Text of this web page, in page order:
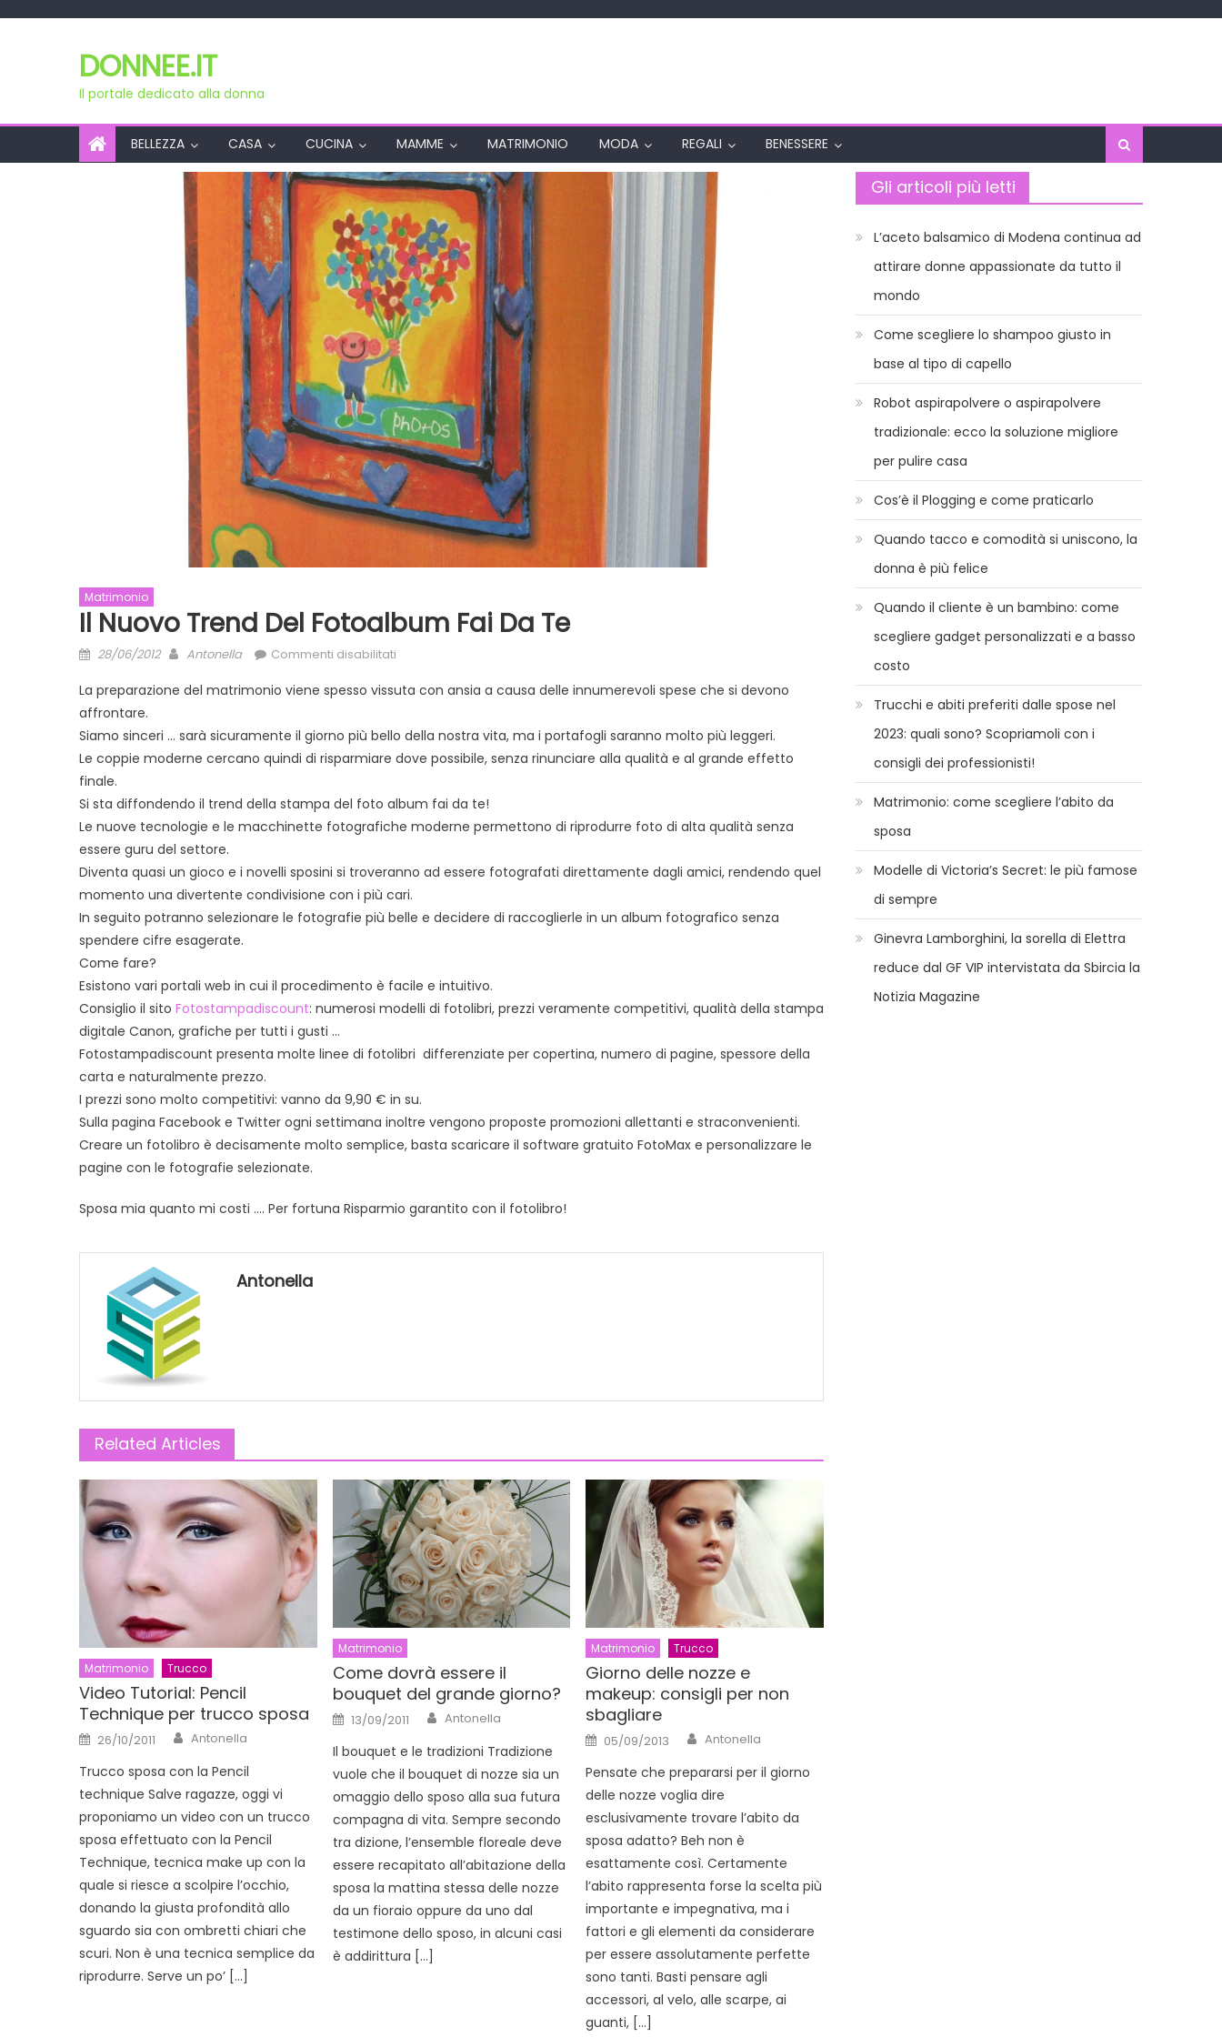
DONNEE.IT
Il portale dedicato alla donna
BELLEZZA CASA CUCINA MAMME MATRIMONIO MODA REGALI BENESSERE
Matrimonio
Il Nuovo Trend Del Fotoalbum Fai Da Te
Posted
28/06/2012 Author
Antonella Commenti disabilitati
nuovo
del
fotoalbum
da
La preparazione del matrimonio viene spesso vissuta con ansia a causa delle innumerevoli spese che si devono
affrontare.
Siamo sinceri … sarà sicuramente il giorno più bello della nostra vita, ma i portafogli saranno molto più leggeri.
Le coppie moderne cercano quindi di risparmiare dove possibile, senza rinunciare alla qualità e al grande effetto
finale.
Si sta diffondendo il trend della stampa del foto album fai da te!
Le nuove tecnologie e le macchinette fotografiche moderne permettono di riprodurre foto di alta qualità senza
essere guru del settore.
Diventa quasi un gioco e i novelli sposini si troveranno ad essere fotografati direttamente dagli amici, rendendo quel
momento una divertente condivisione con i più cari.
In seguito potranno selezionare le fotografie più belle e decidere di raccoglierle in un album fotografico senza
spendere cifre esagerate.
Come fare?
Esistono vari portali web in cui il procedimento è facile e intuitivo.
Consiglio il sito Fotostampadiscount: numerosi modelli di fotolibri, prezzi veramente competitivi, qualità della stampa
digitale Canon, grafiche per tutti i gusti …
Fotostampadiscount presenta molte linee di fotolibri differenziate per copertina, numero di pagine, spessore della
carta e naturalmente prezzo.
I prezzi sono molto competitivi: vanno da 9,90 € in su.
Sulla pagina Facebook e Twitter ogni settimana inoltre vengono proposte promozioni allettanti e straconvenienti.
Creare un fotolibro è decisamente molto semplice, basta scaricare il software gratuito FotoMax e personalizzare le
pagine con le fotografie selezionate.
Sposa mia quanto mi costi …. Per fortuna Risparmio garantito con il fotolibro!
Antonella
Related Articles
Matrimonio Trucco
Video Tutorial: Pencil
Technique per trucco sposa
Posted
on
26/10/2011 Author
Antonella
Trucco sposa con la Pencil
technique Salve ragazze, oggi vi
proponiamo un video con un trucco
sposa effettuato con la Pencil
Technique, tecnica make up con la
quale si riesce a scolpire l’occhio,
donando la giusta profondità allo
sguardo sia con ombretti chiari che
scuri. Non è una tecnica semplice da
riprodurre. Serve un po’ […]
Matrimonio
Come dovrà essere il
bouquet del grande giorno?
Posted
on
13/09/2011 Author
Antonella
Il bouquet e le tradizioni Tradizione
vuole che il bouquet di nozze sia un
omaggio dello sposo alla sua futura
compagna di vita. Sempre secondo
tra dizione, l’ensemble floreale deve
essere recapitato all’abitazione della
sposa la mattina stessa delle nozze
da un fioraio oppure da uno dal
testimone dello sposo, in alcuni casi
è addirittura […]
Matrimonio Trucco
Giorno delle nozze e
makeup: consigli per non
sbagliare
Posted
on
05/09/2013 Author
Antonella
Pensate che prepararsi per il giorno
delle nozze voglia dire
esclusivamente trovare l’abito da
sposa adatto? Beh non è
esattamente così. Certamente
l’abito rappresenta forse la scelta più
importante e impegnativa, ma i
fattori e gli elementi da considerare
per essere assolutamente perfette
sono tanti. Basti pensare agli
accessori, al velo, alle scarpe, ai
guanti, […]
Gli articoli più letti
L’aceto balsamico di Modena continua ad
attirare donne appassionate da tutto il
mondo
Come scegliere lo shampoo giusto in
base al tipo di capello
Robot aspirapolvere o aspirapolvere
tradizionale: ecco la soluzione migliore
per pulire casa
Cos’è il Plogging e come praticarlo
Quando tacco e comodità si uniscono, la
donna è più felice
Quando il cliente è un bambino: come
scegliere gadget personalizzati e a basso
costo
Trucchi e abiti preferiti dalle spose nel
2023: quali sono? Scopriamoli con i
consigli dei professionisti!
Matrimonio: come scegliere l’abito da
sposa
Modelle di Victoria’s Secret: le più famose
di sempre
Ginevra Lamborghini, la sorella di Elettra
reduce dal GF VIP intervistata da Sbircia la
Notizia Magazine